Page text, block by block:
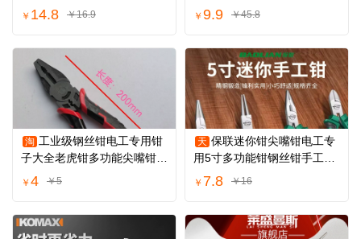
咀尖口小钳子
￥ 14.8 ￥16.9
钳8寸尖头钳
￥ 9.9 ￥45.8
淘 工业级钢丝钳电工专用钳
子大全老虎钳多功能尖嘴钳斜
嘴钳省力耐用
￥ 4 ￥5
天 保联迷你钳尖嘴钳电工专
用5寸多功能钳钢丝钳手工钳
工业级老虎钳
￥ 7.8 ￥16